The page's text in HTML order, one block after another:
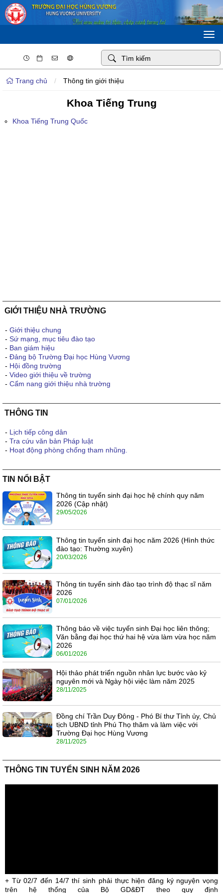
Trang chủ / Thông tin giới thiệu
Khoa Tiếng Trung
Khoa Tiếng Trung Quốc
GIỚI THIỆU NHÀ TRƯỜNG
- Giới thiệu chung
- Sứ mạng, mục tiêu đào tạo
- Ban giám hiệu
- Đảng bộ Trường Đại học Hùng Vương
- Hội đồng trường
- Video giới thiệu về trường
- Cẩm nang giới thiệu nhà trường
THÔNG TIN
- Lịch tiếp công dân
- Tra cứu văn bản Pháp luật
- Hoạt động phòng chống tham nhũng.
TIN NỔI BẬT
Thông tin tuyển sinh đại học hệ chính quy năm
2026 (Cập nhật)
29/05/2026
Thông tin tuyển sinh đại học năm 2026 (Hình thức
đào tạo: Thường xuyên)
20/03/2026
Thông tin tuyển sinh đào tạo trình độ thạc sĩ năm
2026
07/01/2026
Thông báo về việc tuyển sinh Đại học liên thông;
Văn bằng đại học thứ hai hệ vừa làm vừa học năm
2026
06/01/2026
Hội thảo phát triển nguồn nhân lực bước vào kỷ
nguyên mới và Ngày hội việc làm năm 2025
28/11/2025
Đồng chí Trần Duy Đông - Phó Bí thư Tỉnh ủy, Chủ
tịch UBND tỉnh Phú Thọ thăm và làm việc với
Trường Đại học Hùng Vương
28/11/2025
THÔNG TIN TUYỂN SINH NĂM 2026
+ Từ 02/7 đến 14/7 thí sinh phải thực hiện đăng ký nguyện vọng
trên hệ thống của Bộ GD&ĐT theo quy định